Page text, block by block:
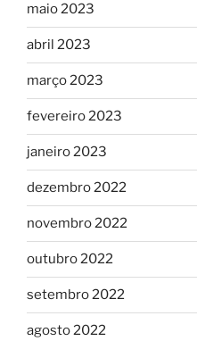
maio 2023
abril 2023
março 2023
fevereiro 2023
janeiro 2023
dezembro 2022
novembro 2022
outubro 2022
setembro 2022
agosto 2022